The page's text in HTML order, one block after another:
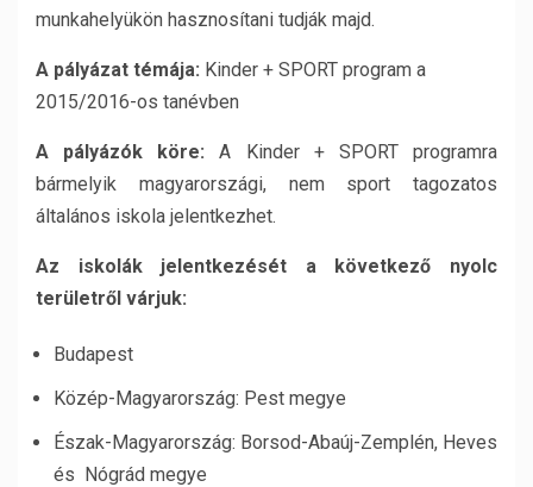
munkahelyükön hasznosítani tudják majd.
A pályázat témája: Kinder + SPORT program a
2015/2016-os tanévben
A pályázók köre:A Kinder + SPORT programra
bármelyik magyarországi, nem sport tagozatos
általános iskola jelentkezhet.
Az iskolák jelentkezését a következő nyolc
területről várjuk:
Budapest
Közép-Magyarország: Pest megye
Észak-Magyarország: Borsod-Abaúj-Zemplén, Heves
és Nógrád megye